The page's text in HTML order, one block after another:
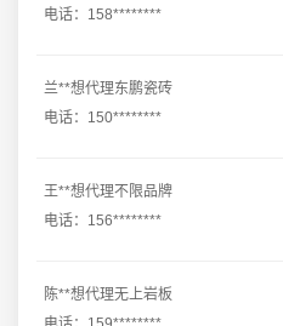
电话：158********
兰**想代理东鹏瓷砖
电话：150********
王**想代理不限品牌
电话：156********
陈**想代理无上岩板